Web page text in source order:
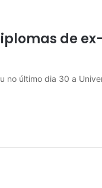
de
no último dia 30 a